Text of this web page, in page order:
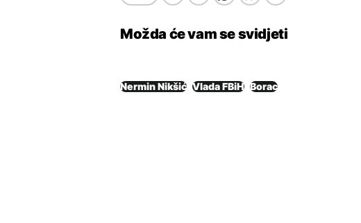
Možda će vam se svidjeti
Nermin Nikšić Vlada FBiH Borac